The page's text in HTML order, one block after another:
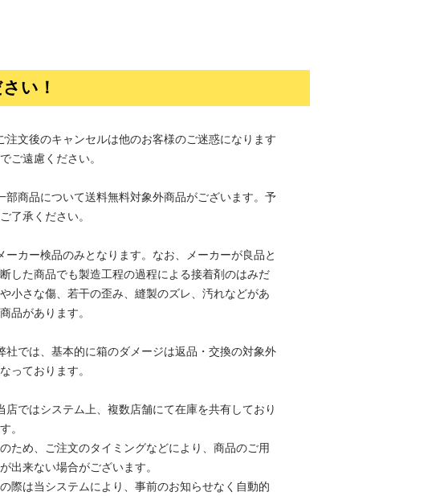
い！
注文後のキャンセルは他のお客様のご迷惑になります
ご遠慮ください。
部商品について送料無料対象外商品がございます。予
了承ください。
ーカー検品のみとなります。なお、メーカーが良品と
した商品でも製造工程の過程による接着剤のはみだ
や小さな傷、若干の歪み、縫製のズレ、汚れなどがあ
品があります。
社では、基本的に箱のダメージは返品・交換の対象外
っております。
店ではシステム上、複数店舗にて在庫を共有しており
。
ため、ご注文のタイミングなどにより、商品のご用
出来ない場合がございます。
際は当システムにより、事前のお知らせなく自動的